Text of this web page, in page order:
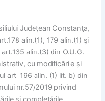
Judeţean Constanţa,
alin.(1), 179 alin.(1) şi
alin.(3) din O.U.G.
cu modificările și
art. 196 alin. (1) lit. b) din
nr.57/2019 privind
și completările